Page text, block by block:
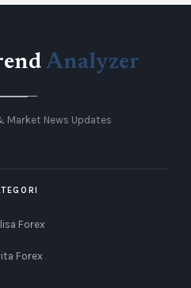
Analyzer
Market News Updates
Forex
Forex